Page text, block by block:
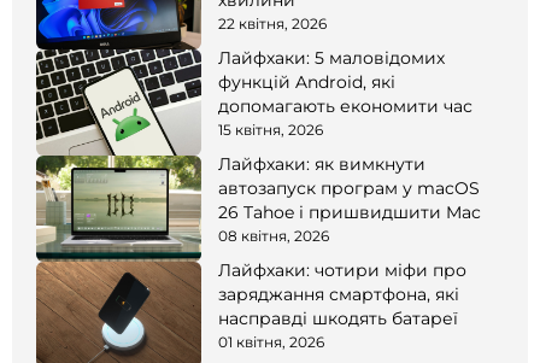
22 квітня, 2026
Лайфхаки: 5 маловідомих
функцій Android, які
допомагають економити час
15 квітня, 2026
Лайфхаки: як вимкнути
автозапуск програм у macOS
26 Tahoe і пришвидшити Mac
08 квітня, 2026
Лайфхаки: чотири міфи про
заряджання смартфона, які
насправді шкодять батареї
01 квітня, 2026